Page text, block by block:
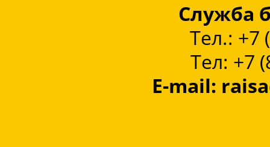
Служба
Тел.: +7
Тел: +7
E-mail: